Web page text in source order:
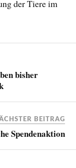
der Tiere im
bisher
BEITRAG
Spendenaktion